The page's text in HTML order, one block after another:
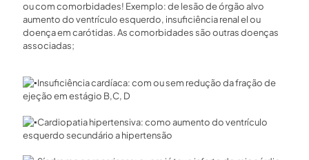
ou com comorbidades! Exemplo: de lesão de órgão alvo
aumento do ventrículo esquerdo, insuficiência renal el ou
doença em carótidas. As comorbidades são outras doenças
associadas;
Insuficiência cardíaca: com ou sem redução da fração de
ejeção em estágio B,C, D
Cardiopatia hipertensiva: como aumento do ventrículo
esquerdo secundário a hipertensão